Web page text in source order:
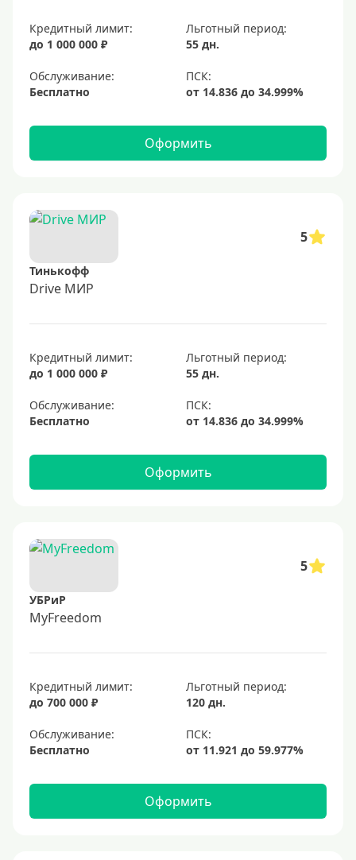
Кредитный лимит:
до 1 000 000 ₽
Льготный период:
55 дн.
Обслуживание:
Бесплатно
Оформить
5
Тинькофф
Drive МИР
Кредитный лимит:
до 1 000 000 ₽
Льготный период:
55 дн.
Обслуживание:
Бесплатно
Оформить
5
УБРиР
MyFreedom
Кредитный лимит:
до 700 000 ₽
Льготный период:
120 дн.
Обслуживание:
Бесплатно
Оформить